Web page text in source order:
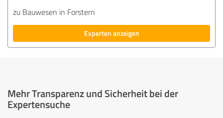
zu Bauwesen in Forstern
Experten anzeigen
Mehr Transparenz und Sicherheit bei der
Expertensuche